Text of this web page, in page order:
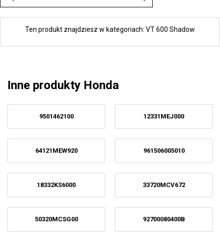
Ten produkt znajdziesz w kategoriach: VT 600 Shadow
Inne produkty Honda
9501462100 12331MEJ000
64121MEW920 961506005010
18332KS6000 33720MCV672
50320MCSG00 92700080400B